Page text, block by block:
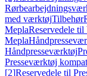
med værktøjTilbehør
MeplaReservedele
Mepla
Håndpresseværktøj
Presseværktøj
[2]Reservedele til